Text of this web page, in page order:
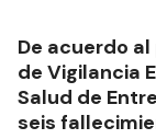
De acuerdo
de Vigilancia
Salud de
seis